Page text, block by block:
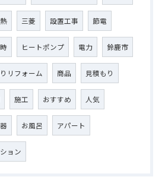
三菱 設置工事 節電
ヒートポンプ 電力 鈴鹿市
リフォーム 商品 見積もり
施工 おすすめ 人気
お風呂 アパート
ョン